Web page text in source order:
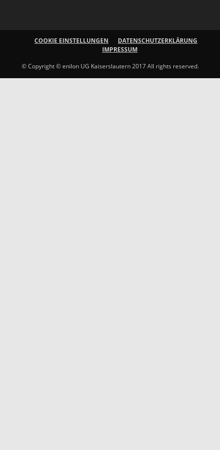
COOKIE EINSTELLUNGEN
DATENSCHUTZERKLÄRUNG
IMPRESSUM
© Copyright © enilon UG Kaiserslautern 2017 All rights reserved.